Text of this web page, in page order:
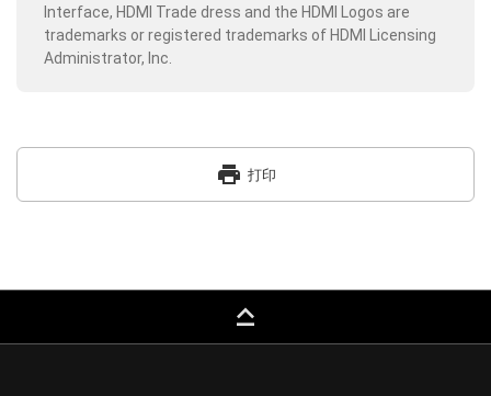
Interface, HDMI Trade dress and the HDMI Logos are
trademarks or registered trademarks of HDMI Licensing
Administrator, Inc.
print 打印
keyboard_capslock